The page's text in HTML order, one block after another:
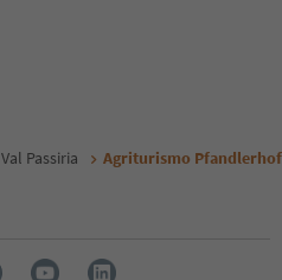
Val Passiria Agriturismo Pfandlerhof